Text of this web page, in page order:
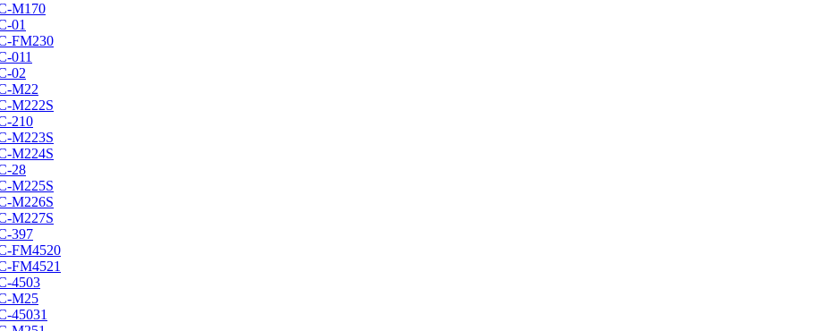
M170
01
FM230
011
02
M22
M222S
210
M223S
M224S
28
M225S
M226S
M227S
397
FM4520
FM4521
4503
M25
45031